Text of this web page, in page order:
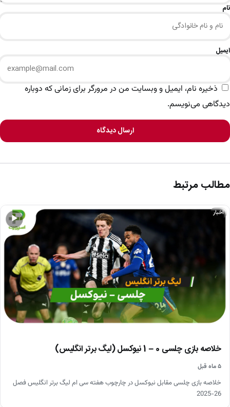
نام
ایمیل
ذخیره نام، ایمیل و وبسایت من در مرورگر برای زمانی که دوباره
دیدگاهی می‌نویسم.
ارسال دیدگاه
مطالب مرتبط
▶
اخبار
خلاصه بازی چلسی 0 – 1 نیوکسل (لیگ برتر انگلیس)
۵ ماه قبل
خلاصه بازی چلسی مقابل نیوکسل در چارچوب هفته سی ام لیگ برتر انگلیس فصل
26-2025